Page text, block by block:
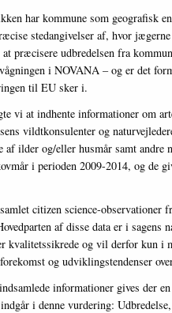
har kommune som geografisk
stedangivelser af, hvor
præcisere udbredelsen fra
i NOVANA – og er det
til EU sker i.
vi at indhente informationer om
vildtkonsulenter og
af ilder og/eller husmår samt andre
i perioden 2009-2014, og de
citizen science-
af disse data er i
kvalitetssikrede og vil derfor kun i
og udviklingstendenser
informationer gives der
i denne vurdering: